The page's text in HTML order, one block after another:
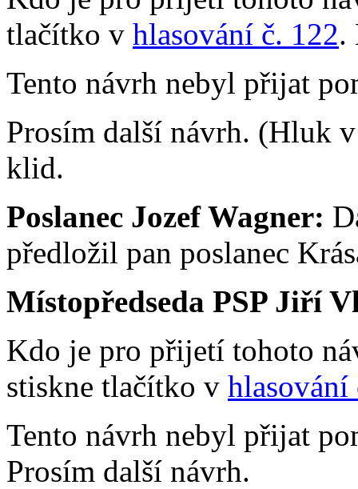
tlačítko v hlasování č. 122.
Tento návrh nebyl přijat
Prosím další návrh. (Hluk
klid.
Poslanec Jozef Wagner:
předložil pan poslanec
Místopředseda PSP Jiří
Kdo je pro přijetí tohoto
stiskne tlačítko v hlasování
Tento návrh nebyl přijat
Prosím další návrh.